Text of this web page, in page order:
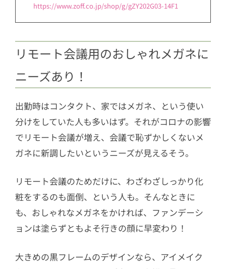
https://www.zoff.co.jp/shop/g/gZY202G03-14F1
リモート会議用のおしゃれメガネに
ニーズあり！
出勤時はコンタクト、家ではメガネ、という使い
分けをしていた人も多いはず。それがコロナの影響
でリモート会議が増え、会議で恥ずかしくないメ
ガネに新調したいというニーズが見えるそう。
リモート会議のためだけに、わざわざしっかり化
粧をするのも面倒、という人も。そんなときに
も、おしゃれなメガネをかければ、ファンデーシ
ョンは塗らずともよそ行きの顔に早変わり！
大きめの黒フレームのデザインなら、アイメイク